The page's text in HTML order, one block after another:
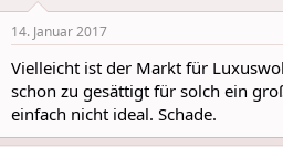
14. Januar 2017
Vielleicht ist der Markt für
schon zu gesättigt für solch ein
einfach nicht ideal. Schade.